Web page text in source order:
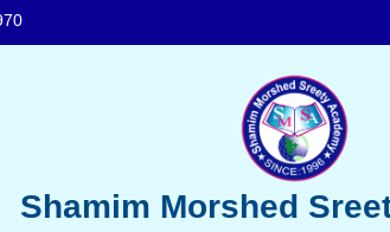
Shamim Morshed